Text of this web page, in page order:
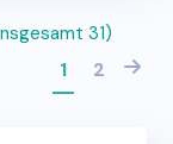
31)
1 2